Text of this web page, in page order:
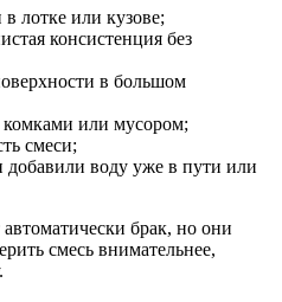
лотке или кузове;
консистенция без
в большом
комками или мусором;
смеси;
добавили воду уже в пути или
брак, но они
смесь внимательнее,